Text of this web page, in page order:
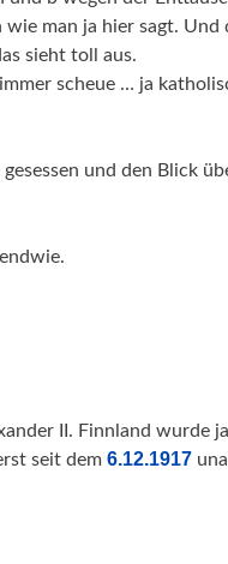
man ja hier sagt. Und
sieht toll aus.
scheue … ja
und den Blick
II. Finnland wurde
seit dem 6.12.1917